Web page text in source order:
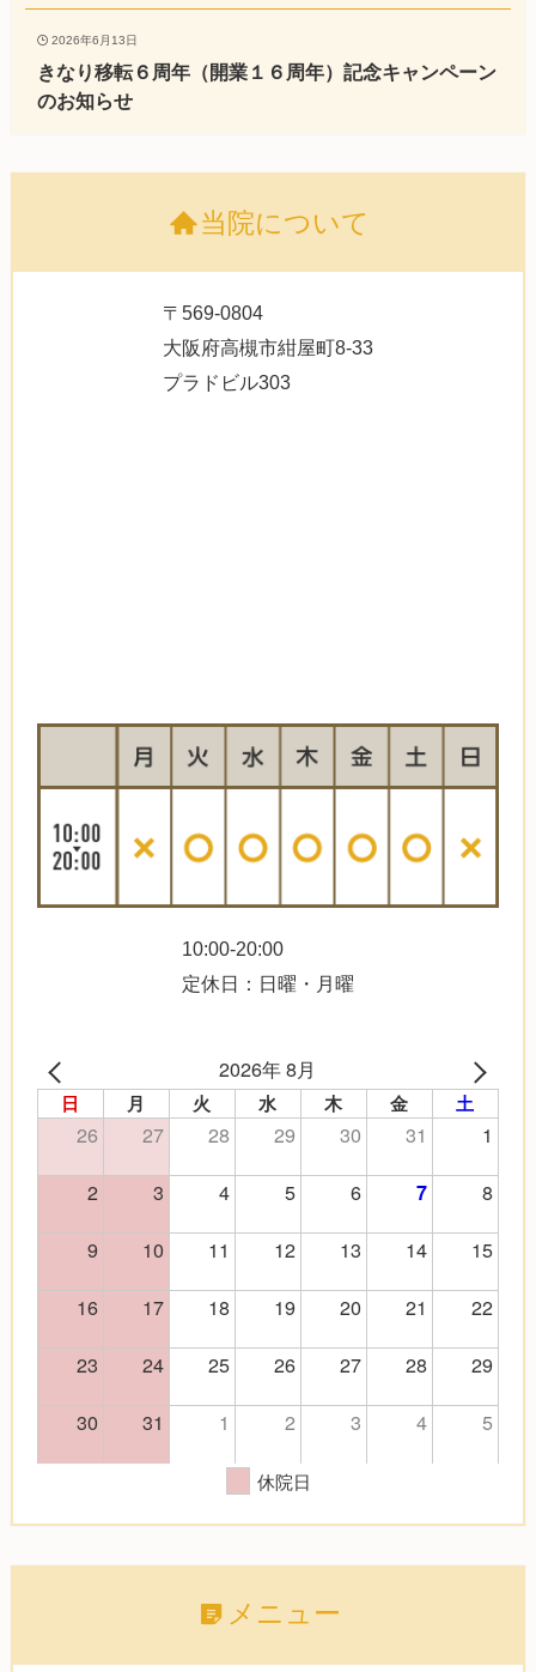
2026年6月13日
きなり移転６周年（開業１６周年）記念キャンペーン
のお知らせ
当院について
〒569-0804
大阪府高槻市紺屋町8-33
プラドビル303
10:00-20:00
定休日：日曜・月曜
2026年 8月
日 月 火 水 木 金 土
26 27 28 29 30 31
1
2
3 4 5 6 7
8
9
10 11 12 13 14
15
16
17 18 19 20 21
22
23
24 25 26 27 28
29
30
31 1 2 3 4 5
休院日
メニュー